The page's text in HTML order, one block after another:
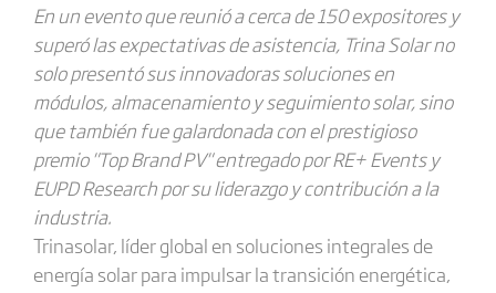
En un evento que reunió a cerca de 150 expositores y
superó las expectativas de asistencia, Trina Solar no
solo presentó sus innovadoras soluciones en
módulos, almacenamiento y seguimiento solar, sino
que también fue galardonada con el prestigioso
premio "Top Brand PV" entregado por RE+ Events y
EUPD Researchpor su liderazgo y contribución a la
industria.
Trinasolar, líder global en soluciones integrales de
energía solar para impulsar la transición energética,